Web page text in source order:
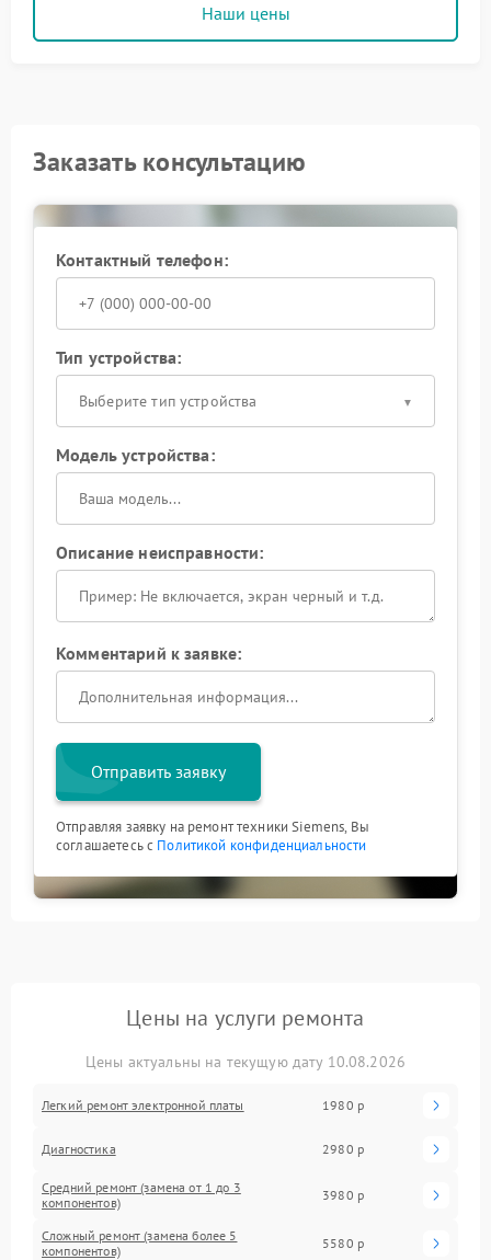
Наши цены
Заказать консультацию
Контактный телефон:
Тип устройства:
Выберите тип устройства
Модель устройства:
Описание неисправности:
Комментарий к заявке:
Отправить заявку
Отправляя заявку на ремонт техники Siemens, Вы
соглашаетесь с Политикой конфиденциальности
Цены на услуги ремонта
Цены актуальны на текущую дату 10.08.2026
Легкий ремонт электронной платы 1980 р
Диагностика 2980 р
Средний ремонт (замена от 1 до 3
компонентов)
3980 р
Сложный ремонт (замена более 5
компонентов)
5580 р